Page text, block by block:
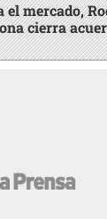
el mercado,
cierra